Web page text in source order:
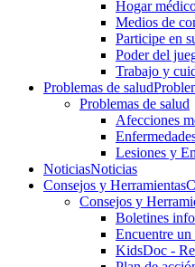
Hogar
Medios de
Participe en
Poder del
Trabajo y
Problemas de salud
Problemas de salud
Afecciones
Lesiones y
NoticiasNoticias
Consejos y Herramientas
Consejos y
Boletines
Encuentre un
KidsDoc -